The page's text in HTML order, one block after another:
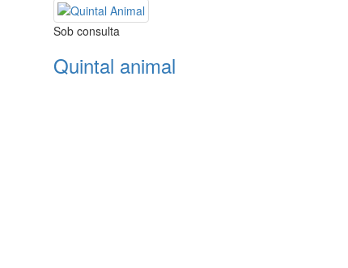
Sob consulta
Quintal animal